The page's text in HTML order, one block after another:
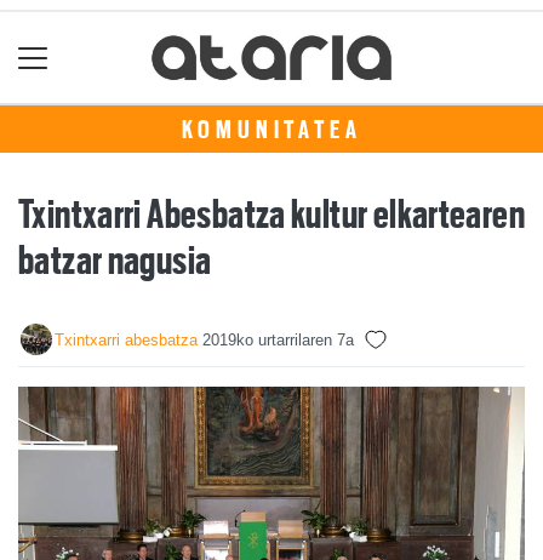
KOMUNITATEA
Txintxarri Abesbatza kultur elkartearen
batzar nagusia
Txintxarri abesbatza 2019ko urtarrilaren 7a